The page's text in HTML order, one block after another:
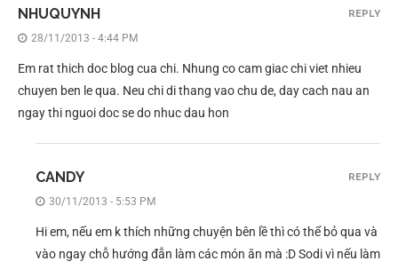
NHUQUYNH
28/11/2013 - 4:44 PM
Em rat thich doc blog cua chi. Nhung co cam giac chi viet nhieu
chuyen ben le qua. Neu chi di thang vao chu de, day cach nau an
ngay thi nguoi doc se do nhuc dau hon
REPLY
CANDY
30/11/2013 - 5:53 PM
Hi em, nếu em k thích những chuyện bên lề thì có thể bỏ qua và
vào ngay chỗ hướng đẫn làm các món ăn mà :D Sodi vì nếu làm
REPLY